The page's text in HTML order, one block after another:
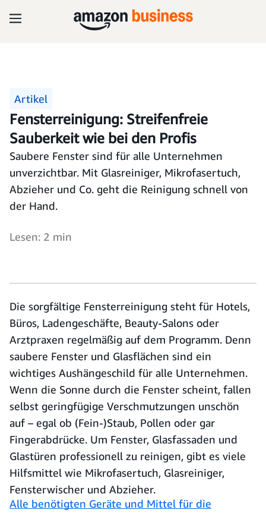
Artikel
Fensterreinigung: Streifenfreie
Sauberkeit wie bei den Profis
Saubere Fenster sind für alle Unternehmen
unverzichtbar. Mit Glasreiniger, Mikrofasertuch,
Abzieher und Co. geht die Reinigung schnell von
der Hand.
Lesen: 2 min
Die sorgfältige Fensterreinigung steht für Hotels,
Büros, Ladengeschäfte, Beauty-Salons oder
Arztpraxen regelmäßig auf dem Programm. Denn
saubere Fenster und Glasflächen sind ein
wichtiges Aushängeschild für alle Unternehmen.
Wenn die Sonne durch die Fenster scheint, fallen
selbst geringfügige Verschmutzungen unschön
auf – egal ob (Fein-)Staub, Pollen oder gar
Fingerabdrücke. Um Fenster, Glasfassaden und
Glastüren professionell zu reinigen, gibt es viele
Hilfsmittel wie Mikrofasertuch, Glasreiniger,
Fensterwischer und Abzieher.
Alle benötigten Geräte und Mittel für die